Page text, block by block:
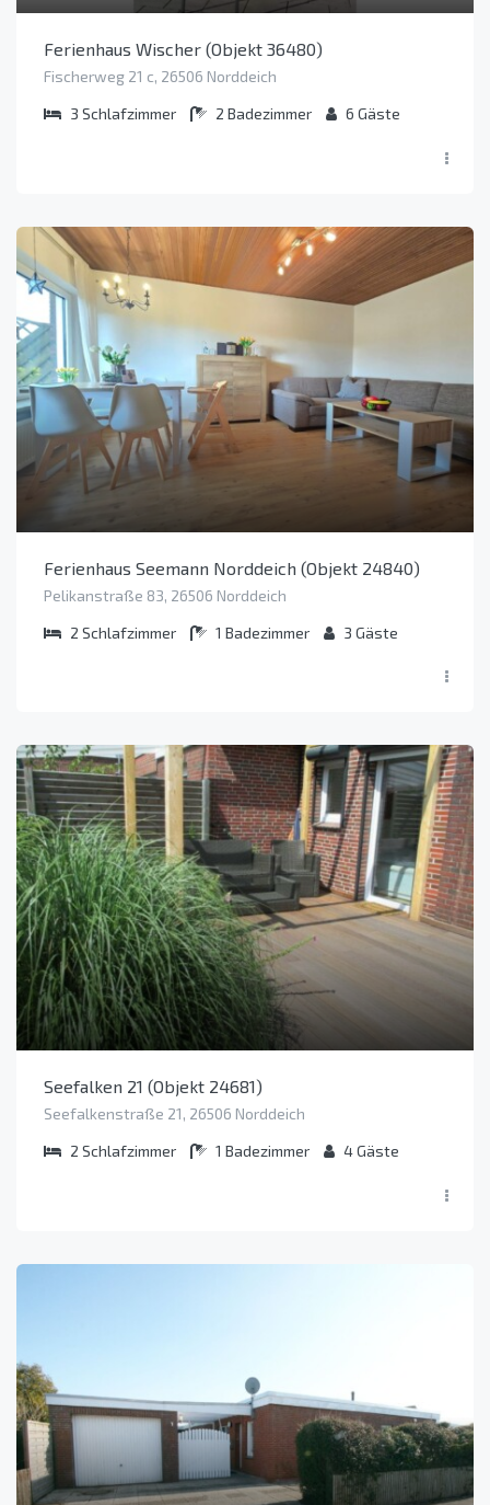
Ferienhaus Wischer (Objekt 36480)
Fischerweg 21 c, 26506 Norddeich
3 Schlafzimmer 2 Badezimmer 6 Gäste
Ferienhaus Seemann Norddeich (Objekt 24840)
Pelikanstraße 83, 26506 Norddeich
2 Schlafzimmer 1 Badezimmer 3 Gäste
Seefalken 21 (Objekt 24681)
Seefalkenstraße 21, 26506 Norddeich
2 Schlafzimmer 1 Badezimmer 4Gäste